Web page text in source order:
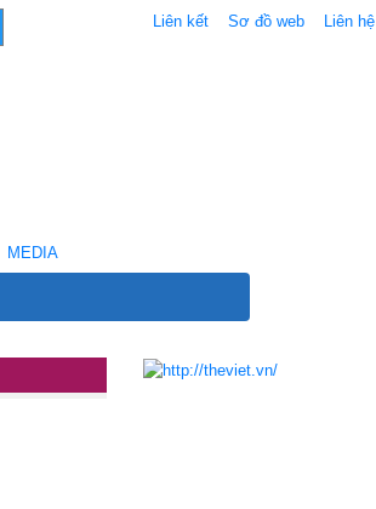
Liên kết Sơ đồ web Liên hệ
MEDIA